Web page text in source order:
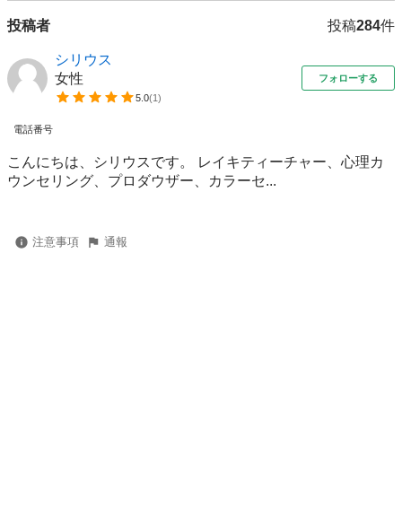
投稿者 投稿284件
シリウス
女性
5.0(1)
フォローする
電話番号
こんにちは、シリウスです。 レイキティーチャー、心理カ
ウンセリング、プロダウザー、カラーセ...
注意事項 通報